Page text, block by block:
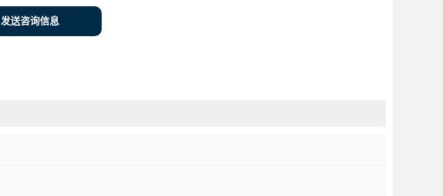
发送咨询信息